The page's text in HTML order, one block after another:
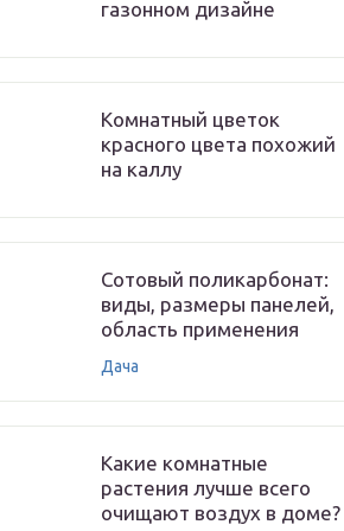
газонном дизайне
Комнатный цветок
красного цвета похожий
на каллу
Сотовый поликарбонат:
виды, размеры панелей,
область применения
Дача
Какие комнатные
растения лучше всего
очищают воздух в доме?